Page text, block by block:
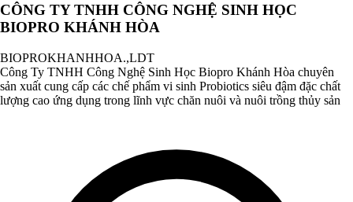
CÔNG TY TNHH CÔNG NGHỆ SINH HỌC
BIOPRO KHÁNH HÒA
BIOPROKHANHHOA.,LDT
Công Ty TNHH Công Nghệ Sinh Học Biopro Khánh Hòa chuyên
sản xuất cung cấp các chế phẩm vi sinh Probiotics siêu đậm đặc chất
lượng cao ứng dụng trong lĩnh vực chăn nuôi và nuôi trồng thủy sản